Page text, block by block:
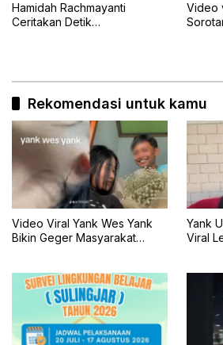
Hamidah Rachmayanti
Ceritakan Detik
Video
Rekomendasi untuk kamu
Video Viral Yank Wes Yank
Bikin Geger Masyarakat
Yank
Viral